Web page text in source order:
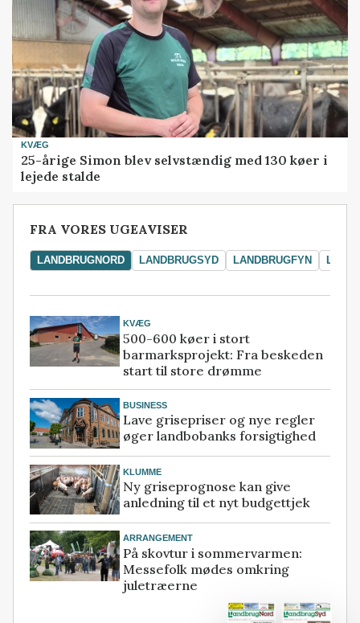
KVÆG
25-årige Simon blev selvstændig med 130 køer i
lejede stalde
FRA VORES UGEAVISER
LANDBRUGNORD LANDBRUGSYD LANDBRUGFYN
KVÆG
500-600 køer i stort
barmarksprojekt: Fra beskeden
start til store drømme
BUSINESS
Lave grisepriser og nye regler
øger landbobanks forsigtighed
KLUMME
Ny griseprognose kan give
anledning til et nyt budgettjek
ARRANGEMENT
På skovtur i sommervarmen:
Messefolk mødes omkring
juletræerne